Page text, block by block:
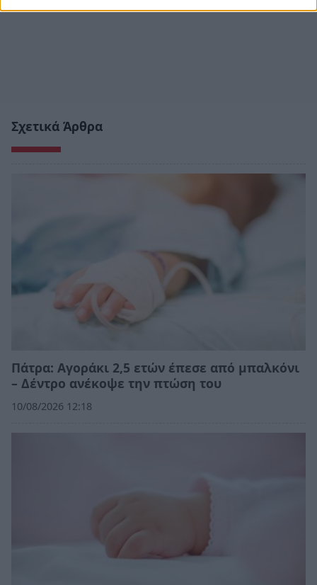
Σχετικά Άρθρα
Πάτρα: Αγοράκι 2,5 ετών έπεσε από μπαλκόνι
– Δέντρο ανέκοψε την πτώση του
10/08/2026 12:18